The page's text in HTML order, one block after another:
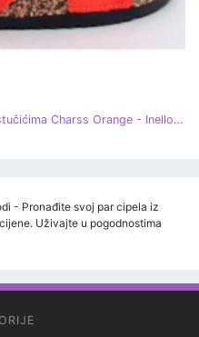
Sandale Cork japanke s cvjetnim jastučićima Charss Orange - Inello narančasta
- Pronađite svoj par cipela iz
Uživajte u pogodnostima